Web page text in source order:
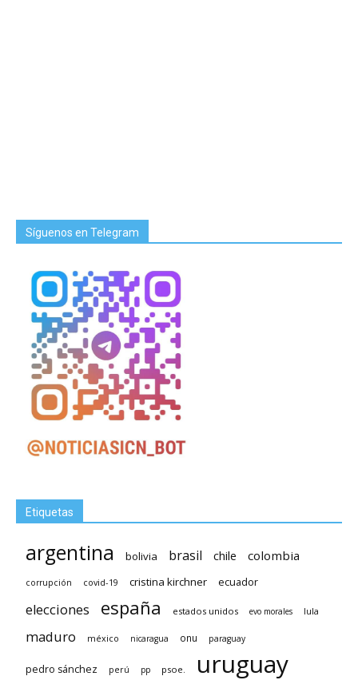
Síguenos en Telegram
Etiquetas
argentina bolivia brasil chile colombia
corrupción covid-19 cristina kirchner ecuador
elecciones españa estados unidos evo morales lula
maduro méxico nicaragua onu paraguay
pedro sánchez perú pp psoe. uruguay